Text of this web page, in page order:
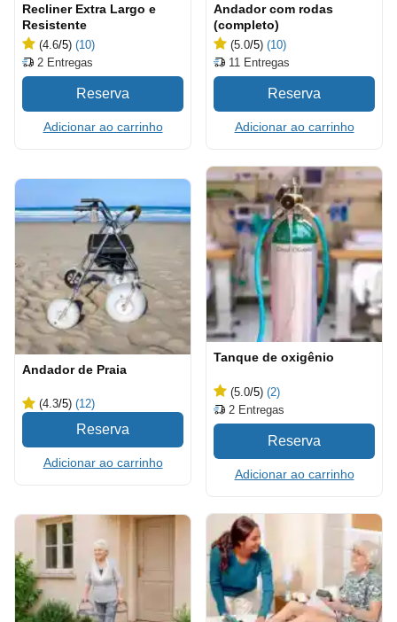
Recliner Extra Largo e
Resistente
(4.6/5) (10)
2 Entregas
Adicionar ao carrinho
Andador com rodas
(completo)
(5.0/5) (10)
11 Entregas
Adicionar ao carrinho
Andador de Praia
(4.3/5) (12)
Adicionar ao carrinho
Tanque de oxigênio
(5.0/5) (2)
2 Entregas
Adicionar ao carrinho